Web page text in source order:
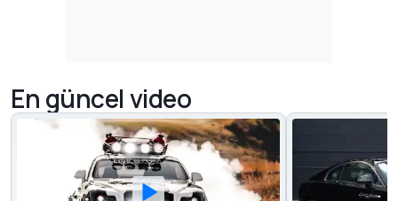
En güncel video